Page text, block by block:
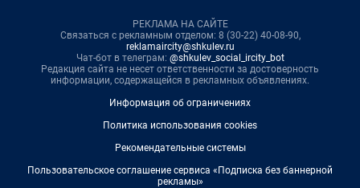
РЕКЛАМА НА САЙТЕ
Связаться с рекламным отделом: 8 (30-22) 40-08-90,
reklamaircity@shkulev.ru
Чат-бот в телеграм: @shkulev_social_ircity_bot
Редакция сайта не несет ответственности за достоверность
информации, содержащейся в рекламных объявлениях.
Информация об ограничениях
Политика использования cookies
Рекомендательные системы
Пользовательское соглашение сервиса «Подписка без баннерной
рекламы»